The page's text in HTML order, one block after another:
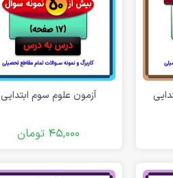
آزمون علوم سوم ابتدایی
45,000 تومان